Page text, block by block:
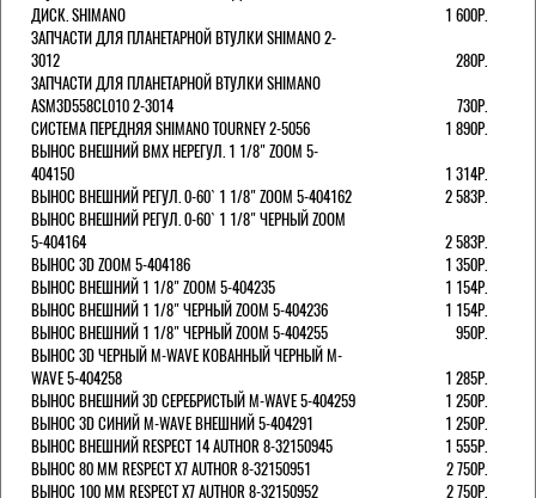
ДИСК. SHIMANO
1 600Р.
ЗАПЧАСТИ ДЛЯ ПЛАНЕТАРНОЙ ВТУЛКИ SHIMANO 2-
3012
280Р.
ЗАПЧАСТИ ДЛЯ ПЛАНЕТАРНОЙ ВТУЛКИ SHIMANO
ASM3D558CL010 2-3014
730Р.
СИСТЕМА ПЕРЕДНЯЯ SHIMANO TOURNEY 2-5056
1 890Р.
ВЫНОС ВНЕШНИЙ BMX НЕРЕГУЛ. 1 1/8" ZOOM 5-
404150
1 314Р.
ВЫНОС ВНЕШНИЙ РЕГУЛ. 0-60` 1 1/8" ZOOM 5-404162
2 583Р.
ВЫНОС ВНЕШНИЙ РЕГУЛ. 0-60` 1 1/8" ЧЕРНЫЙ ZOOM
5-404164
2 583Р.
ВЫНОС 3D ZOOM 5-404186
1 350Р.
ВЫНОС ВНЕШНИЙ 1 1/8" ZOOM 5-404235
1 154Р.
ВЫНОС ВНЕШНИЙ 1 1/8" ЧЕРНЫЙ ZOOM 5-404236
1 154Р.
ВЫНОС ВНЕШНИЙ 1 1/8" ЧЕРНЫЙ ZOOM 5-404255
950Р.
ВЫНОС 3D ЧЕРНЫЙ M-WAVE КОВАННЫЙ ЧЕРНЫЙ M-
WAVE 5-404258
1 285Р.
ВЫНОС ВНЕШНИЙ 3D СЕРЕБРИСТЫЙ M-WAVE 5-404259
1 250Р.
ВЫНОС 3D СИНИЙ M-WAVE ВНЕШНИЙ 5-404291
1 250Р.
ВЫНОС ВНЕШНИЙ RESPECT 14 AUTHOR 8-32150945
1 555Р.
ВЫНОС 80 ММ RESPECT Х7 AUTHOR 8-32150951
2 750Р.
ВЫНОС 100 ММ RESPECT Х7 AUTHOR 8-32150952
2 750Р.